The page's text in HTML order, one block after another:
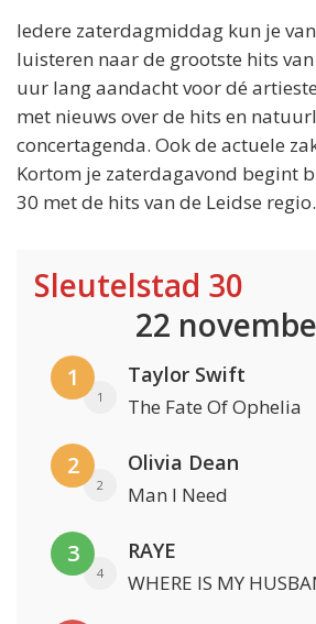
Iedere zaterdagmiddag kun je
luisteren naar de grootste hits
uur lang aandacht voor dé
met nieuws over de hits en
concertagenda. Ook de actuele
Kortom je zaterdagavond begint
30 met de hits van de Leidse regio.
Sleutelstad 30
22
1
1
Taylor Swift
The Fate Of Ophelia
2
2
Olivia Dean
Man I Need
3
4
RAYE
WHERE IS MY